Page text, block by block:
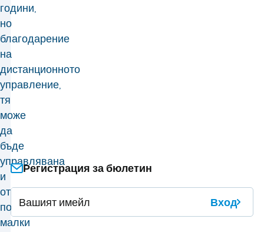
години,
но
благодарение
на
дистанционното
управление,
тя
може
да
бъде
управлявана
и
от
по-
малки
Регистрация за бюлетин
Вход